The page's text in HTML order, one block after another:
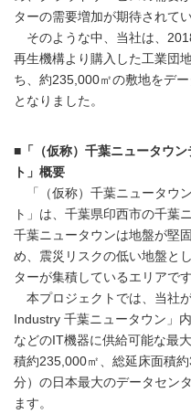
ターの需要増加が期待されてい
そのような中、当社は、
再生機構より購入した工業団
ち、約235,000㎡の敷地をデ
となりました。
■「（仮称）千葉ニュータウ
ト」概要
「（仮称）千葉ニュータウ
ト」は、千葉県印西市の千葉
千葉ニュータウンは地盤が堅
め、震災リスクの低い地盤と
ターが集積しているエリアです
本プロジェクトでは、当社
Industry 千葉ニュータウン」
などのIT機器に供給可能な最
積約235,000㎡、総延床面積
分）の日本最大のデータセン
ます。